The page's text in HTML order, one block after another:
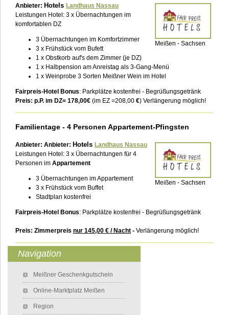
Meißen - Sachsen
Anbieter: Hotels Landhaus Nassau
Leistungen Hotel: 3 x Übernachtungen im
komfortablen DZ
3 Übernachtungen im Komfortzimmer
3 x Frühstück vom Bufett
1 x Obstkorb auf's dem Zimmer (je DZ)
1 x Halbpension am Anreistag als 3-Gang-Menü
1 x Weinprobe 3 Sorten Meißner Wein im Hotel
Fairpreis-Hotel Bonus: Parkplätze kostenfrei - Begrüßungsgetränk
Preis: p.P. im DZ= 178,00€ (im EZ =208,00 €) Verlängerung möglich!
Familientage - 4 Personen Appartement-Pfingsten
Meißen - Sachsen
Anbieter: Anbieter: Hotels Landhaus Nassau
Leistungen Hotel: 3 x Übernachtungen für 4
Personen im Appartement
3 Übernachtungen im Appartement
3 x Frühstück vom Buffet
Stadtplan kostenfrei
Fairpreis-Hotel Bonus: Parkplätze kostenfrei - Begrüßungsgetränk
Preis: Zimmerpreis nur 145,00 € / Nacht - Verlängerung möglich!
Navigation
Meißner Geschenkgutschein
Online-Marktplatz Meißen
Region